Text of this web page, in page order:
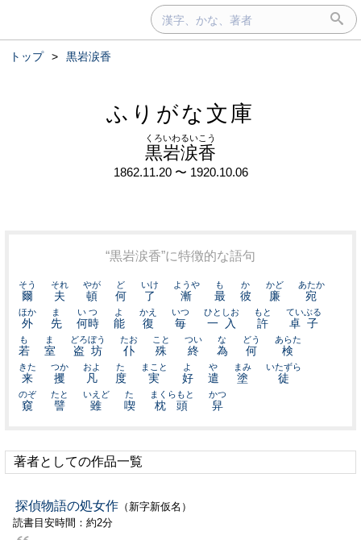
トップ > 黒岩涙香
ふりがな文庫
黒岩涙香
くろいわるいこう
1862.11.20 〜 1920.10.06
“黒岩涙香”に特徴的な語句
爾
そう
夫
それ
頓
やが
何
ど
了
いけ
漸
ようや
最
も
彼
か
廉
かど
宛
あたか
外
ほか
先
ま
何時
いつ
能
よ
復
かえ
毎
いつ
一入
ひとしお
許
もと
卓子
ていぶる
若
も
室
ま
盗坊
どろぼう
仆
たお
殊
こと
終
つい
為
な
何
どう
検
あらた
来
きた
攫
つか
凡
およ
度
た
実
まこと
好
よ
遣
や
塗
まみ
徒
いたずら
窺
のぞ
譬
たと
雖
いえど
喫
た
枕頭
まくらもと
舁
かつ
著者としての作品一覧
探偵物語の処女作 （新字新仮名）
読書目安時間：約2分